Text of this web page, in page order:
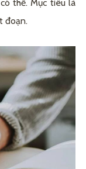
thể. Mục tiêu là
đoạn.